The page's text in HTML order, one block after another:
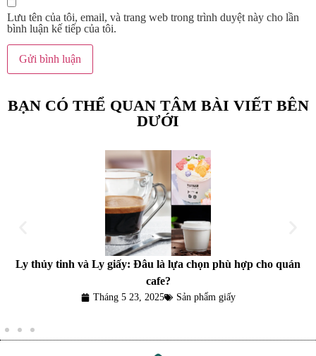
Lưu tên của tôi, email, và trang web trong trình duyệt này cho lần
bình luận kế tiếp của tôi.
BẠN CÓ THỂ QUAN TÂM BÀI VIẾT BÊN
DƯỚI
Ly thủy tinh và Ly giấy: Đâu là lựa chọn phù hợp cho quán
cafe?
Tháng 5 23, 2025 Sản phẩm giấy